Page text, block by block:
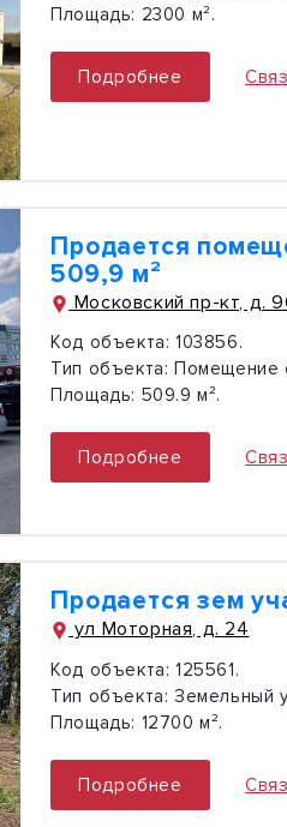
Площадь: 2300 м².
Подробнее
Продается
509,9 м²
Московский пр-кт, д.
Код объекта: 103856.
Тип объекта: Помещение
Площадь: 509.9 м².
Подробнее
Продается зем
ул Моторная, д. 24
Код объекта: 125561.
Тип объекта: Земельный
Площадь: 12700 м².
Подробнее